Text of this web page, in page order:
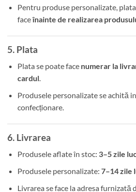
Pentru produse personalizate,
faceînainte de realizarea
5. Plata
Plata se poate face numerar la
cardul.
Produsele personalizate se achită
confecționare.
6. Livrarea
Produsele aflate în stoc: 3–5 zile
Produsele personalizate: 7–14 zile
Livrarea se face la adresa furnizată